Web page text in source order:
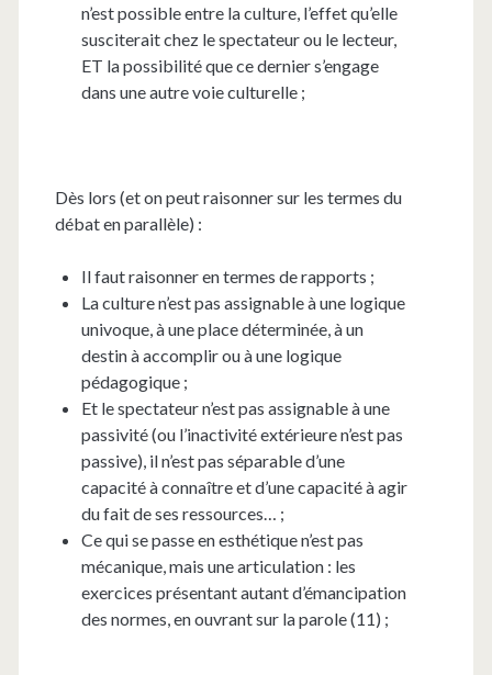
n’est possible entre la culture, l’effet qu’elle
susciterait chez le spectateur ou le lecteur,
ET la possibilité que ce dernier s’engage
dans une autre voie culturelle ;
Dès lors (et on peut raisonner sur les termes du
débat en parallèle) :
Il faut raisonner en termes de rapports ;
La culture n’est pas assignable à une logique
univoque, à une place déterminée, à un
destin à accomplir ou à une logique
pédagogique ;
Et le spectateur n’est pas assignable à une
passivité (ou l’inactivité extérieure n’est pas
passive), il n’est pas séparable d’une
capacité à connaître et d’une capacité à agir
du fait de ses ressources… ;
Ce qui se passe en esthétique n’est pas
mécanique, mais une articulation : les
exercices présentant autant d’émancipation
des normes, en ouvrant sur la parole (11) ;